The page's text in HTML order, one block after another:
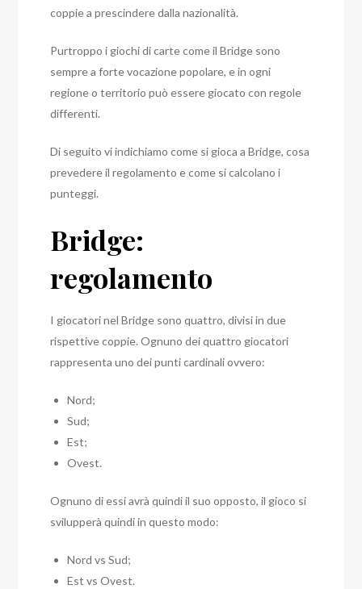
coppie a prescindere dalla nazionalità.
Purtroppo i giochi di carte come il Bridge sono
sempre a forte vocazione popolare, e in ogni
regione o territorio può essere giocato con regole
differenti.
Di seguito vi indichiamo come si gioca a Bridge, cosa
prevedere il regolamento e come si calcolano i
punteggi.
Bridge:
regolamento
I giocatori nel Bridge sono quattro, divisi in due
rispettive coppie. Ognuno dei quattro giocatori
rappresenta uno dei punti cardinali ovvero:
Nord;
Sud;
Est;
Ovest.
Ognuno di essi avrà quindi il suo opposto, il gioco si
svilupperà quindi in questo modo:
Nord vs Sud;
Est vs Ovest.